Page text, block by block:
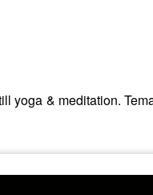
yoga & meditation.